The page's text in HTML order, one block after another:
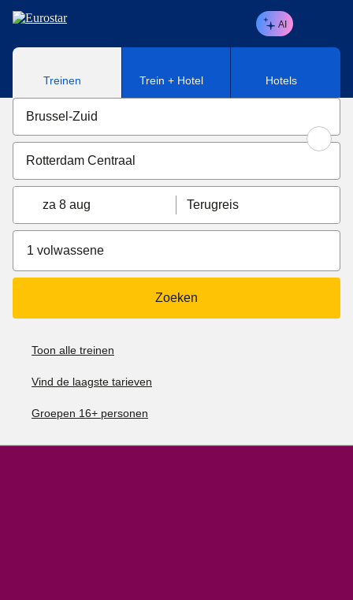
Naar hoofdinhoud
AI
Treinen Trein + Hotel Hotels
za 8 aug Terugreis
1 volwassene
Zoeken
Toon alle treinen
Vind de laagste tarieven
Groepen 16+ personen